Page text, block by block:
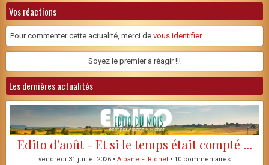
Vos réactions
Pour commenter cette actualité, merci de vous identifier.
Soyez le premier à réagir !!!
Les dernières actualités
Edito d'août - Et si le temps était compté ...
vendredi 31 juillet 2026 • Albane F. Richet • 10 commentaires